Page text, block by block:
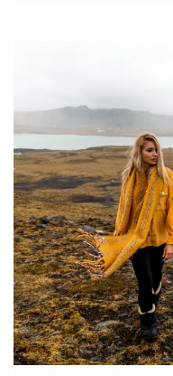
O kluczowej
damskiej
Oto niektóre z
odzieży damskiej
się branży fashion:
Dostarczanie
oferują szeroki
sklepom
…